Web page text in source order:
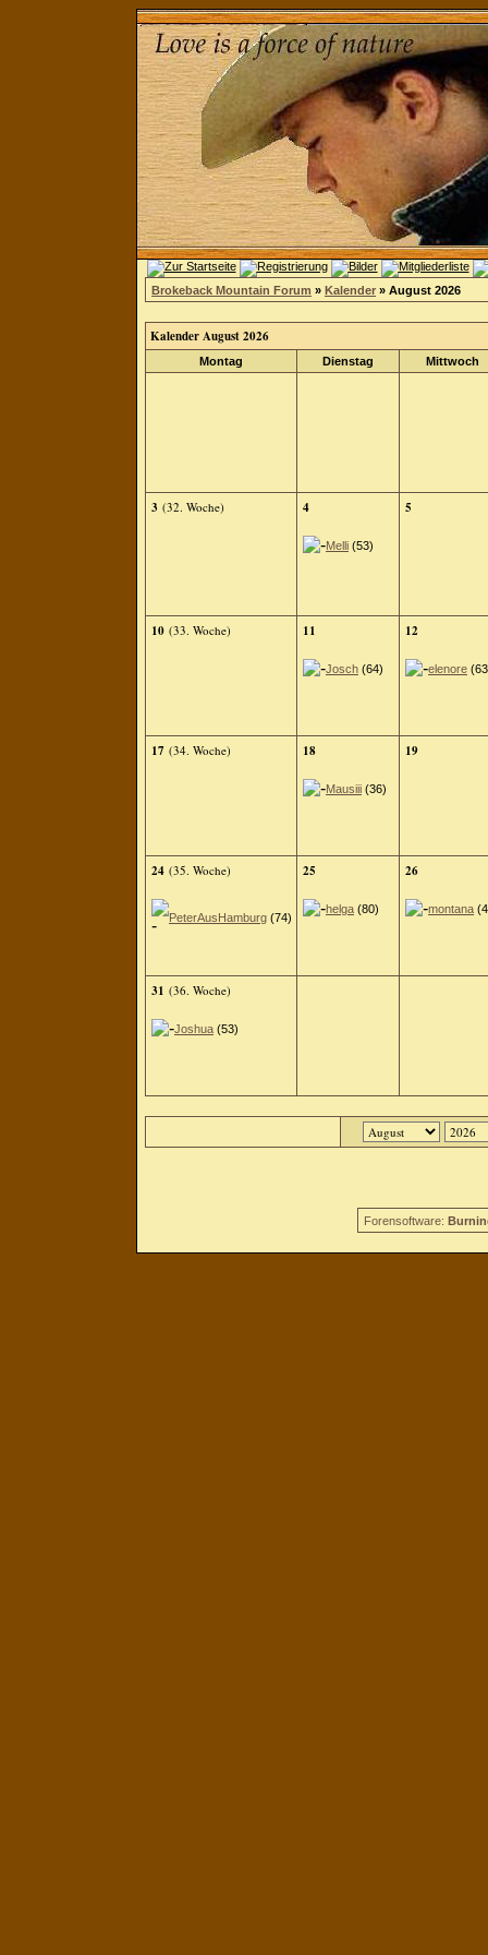
Brokeback Mountain Forum » Kalender » August 2026
Kalender August 2026
Montag Dienstag Mittwoch
3 (32. Woche) 4
Melli (53)
5
10 (33. Woche) 11
Josch (64)
12
elenore
17 (34. Woche) 18
Mausiii (36)
19
24 (35. Woche)
PeterAusHamburg (74)
25
helga (80)
26
montana
31 (36. Woche)
Joshua (53)
Forensoftware: